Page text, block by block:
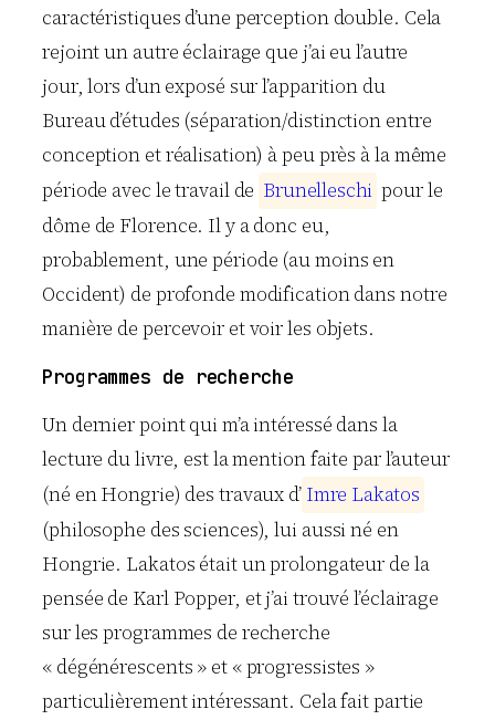
caractéristiques d’une perception double. Cela
rejoint un autre éclairage que j’ai eu l’autre
jour, lors d’un exposé sur l’apparition du
Bureau d’études (séparation/distinction entre
conception et réalisation) à peu près à la même
période avec le travail de Brunelleschi pour le
dôme de Florence. Il y a donc eu,
probablement, une période (au moins en
Occident) de profonde modification dans notre
manière de percevoir et voir les objets.
Programmes de recherche
Un dernier point qui m’a intéressé dans la
lecture du livre, est la mention faite par l’auteur
(né en Hongrie) des travaux d’ Imre Lakatos
(philosophe des sciences), lui aussi né en
Hongrie. Lakatos était un prolongateur de la
pensée de Karl Popper, et j’ai trouvé l’éclairage
sur les programmes de recherche
« dégénérescents » et « progressistes »
particulièrement intéressant. Cela fait partie